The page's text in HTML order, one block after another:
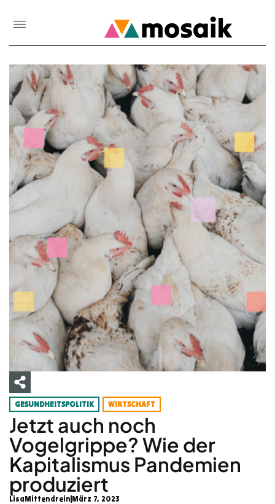
GESUNDHEITSPOLITIK WIRTSCHAFT
Jetzt auch noch
Vogelgrippe? Wie der
Kapitalismus Pandemien
produziert
LisaMittendrein März 7, 2023